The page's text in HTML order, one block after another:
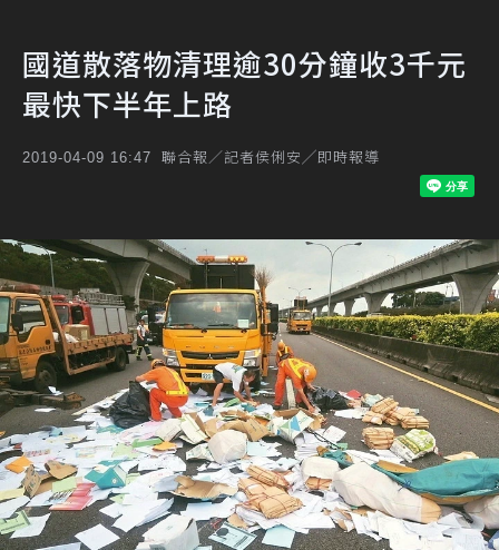
國道散落物清理逾30分鐘收3千元
最快下半年上路
2019-04-09 16:47 聯合報／記者侯俐安╱即時報導